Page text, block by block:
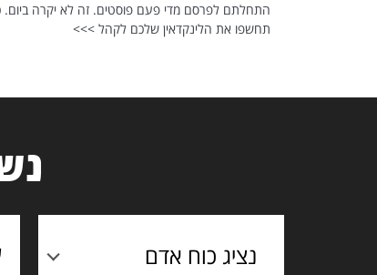
התחלתם לפרסם מדי פעם פוסטים. זה לא יקרה ביום.
תחשפו את הלינקדאין שלכם לקהל >>>
נציג כוח אדם